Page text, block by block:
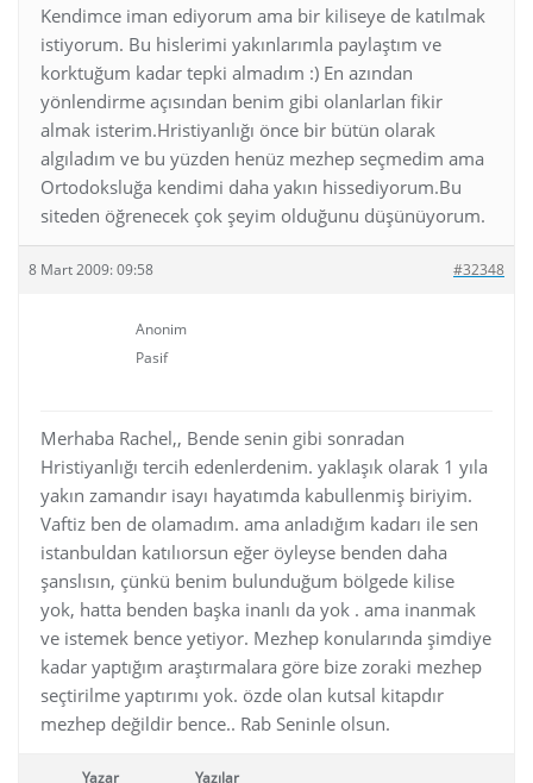
Kendimce iman ediyorum ama bir kiliseye de katılmak
istiyorum. Bu hislerimi yakınlarımla paylaştım ve
korktuğum kadar tepki almadım :) En azından
yönlendirme açısından benim gibi olanlarlan fikir
almak isterim.Hristiyanlığı önce bir bütün olarak
algıladım ve bu yüzden henüz mezhep seçmedim ama
Ortodoksluğa kendimi daha yakın hissediyorum.Bu
siteden öğrenecek çok şeyim olduğunu düşünüyorum.
8 Mart 2009: 09:58 #32348
Anonim
Pasif
Merhaba Rachel,, Bende senin gibi sonradan
Hristiyanlığı tercih edenlerdenim. yaklaşık olarak 1 yıla
yakın zamandır isayı hayatımda kabullenmiş biriyim.
Vaftiz ben de olamadım. ama anladığım kadarı ile sen
istanbuldan katılıorsun eğer öyleyse benden daha
şanslısın, çünkü benim bulunduğum bölgede kilise
yok, hatta benden başka inanlı da yok . ama inanmak
ve istemek bence yetiyor. Mezhep konularında şimdiye
kadar yaptığım araştırmalara göre bize zoraki mezhep
seçtirilme yaptırımı yok. özde olan kutsal kitapdır
mezhep değildir bence.. Rab Seninle olsun.
Yazar Yazılar